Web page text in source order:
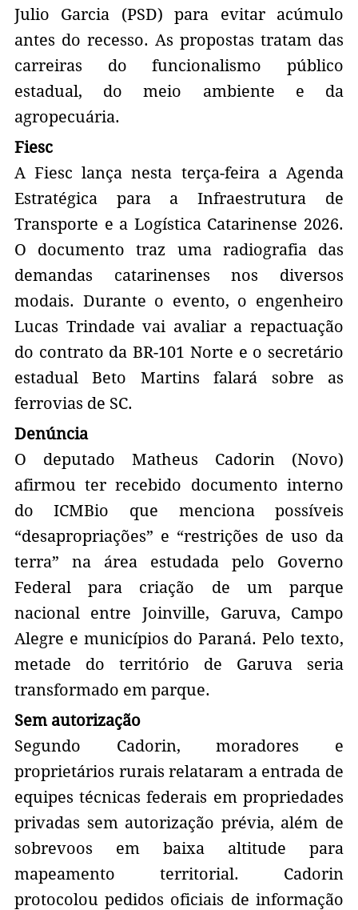
Julio Garcia (PSD) para evitar acúmulo
antes do recesso. As propostas tratam das
carreiras do funcionalismo público
estadual, do meio ambiente e da
agropecuária.
Fiesc
A Fiesc lança nesta terça-feira a Agenda
Estratégica para a Infraestrutura de
Transporte e a Logística Catarinense 2026.
O documento traz uma radiografia das
demandas catarinenses nos diversos
modais. Durante o evento, o engenheiro
Lucas Trindade vai avaliar a repactuação
do contrato da BR-101 Norte e o secretário
estadual Beto Martins falará sobre as
ferrovias de SC.
Denúncia
O deputado Matheus Cadorin (Novo)
afirmou ter recebido documento interno
do ICMBio que menciona possíveis
“desapropriações” e “restrições de uso da
terra” na área estudada pelo Governo
Federal para criação de um parque
nacional entre Joinville, Garuva, Campo
Alegre e municípios do Paraná. Pelo texto,
metade do território de Garuva seria
transformado em parque.
Sem autorização
Segundo Cadorin, moradores e
proprietários rurais relataram a entrada de
equipes técnicas federais em propriedades
privadas sem autorização prévia, além de
sobrevoos em baixa altitude para
mapeamento territorial. Cadorin
protocolou pedidos oficiais de informação